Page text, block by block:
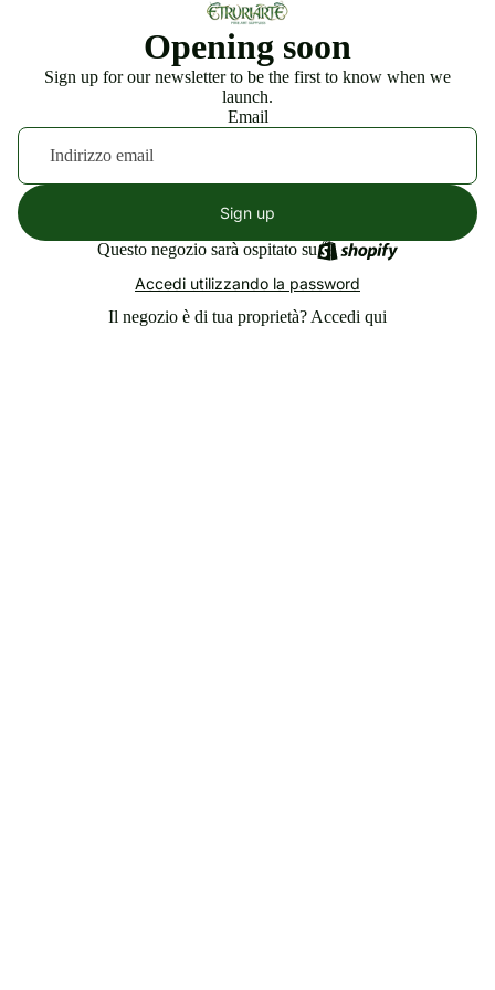
Opening soon
Sign up for our newsletter to be the first to know when we
launch.
Email
Sign up
Questo negozio sarà ospitato su
Accedi utilizzando la password
Il negozio è di tua proprietà? Accedi qui